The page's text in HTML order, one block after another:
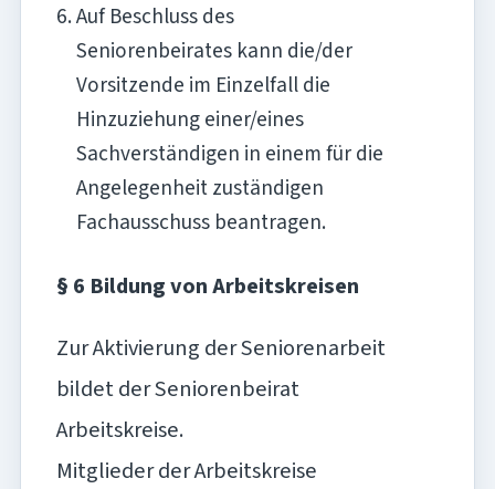
Auf Beschluss des
Seniorenbeirates kann die/der
Vorsitzende im Einzelfall die
Hinzuziehung einer/eines
Sachverständigen in einem für die
Angelegenheit zuständigen
Fachausschuss beantragen.
§ 6 Bildung von Arbeitskreisen
Zur Aktivierung der Seniorenarbeit
bildet der Seniorenbeirat
Arbeitskreise.
Mitglieder der Arbeitskreise